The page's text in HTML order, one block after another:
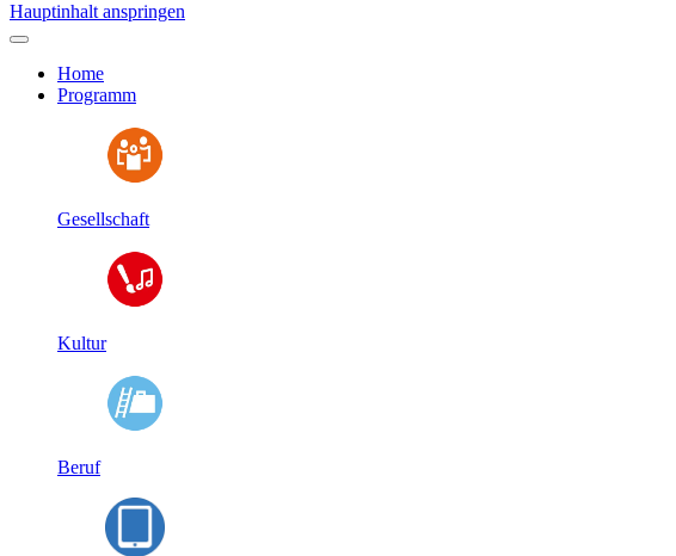
Hauptinhalt anspringen
Home
Programm
Gesellschaft
Kultur
Beruf